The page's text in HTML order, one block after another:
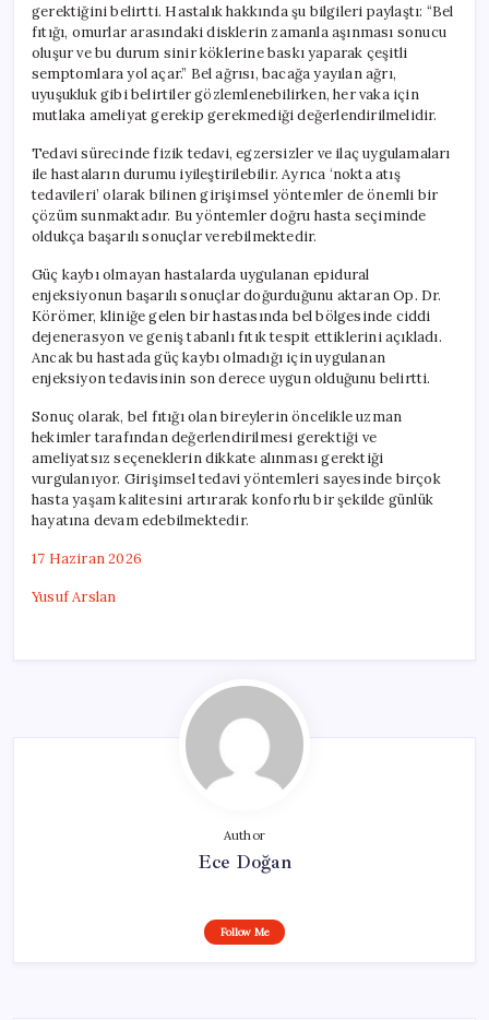
gerektiğini belirtti. Hastalık hakkında şu bilgileri paylaştı: “Bel
fıtığı, omurlar arasındaki disklerin zamanla aşınması sonucu
oluşur ve bu durum sinir köklerine baskı yaparak çeşitli
semptomlara yol açar.” Bel ağrısı, bacağa yayılan ağrı,
uyuşukluk gibi belirtiler gözlemlenebilirken, her vaka için
mutlaka ameliyat gerekip gerekmediği değerlendirilmelidir.
Tedavi sürecinde fizik tedavi, egzersizler ve ilaç uygulamaları
ile hastaların durumu iyileştirilebilir. Ayrıca ‘nokta atış
tedavileri’ olarak bilinen girişimsel yöntemler de önemli bir
çözüm sunmaktadır. Bu yöntemler doğru hasta seçiminde
oldukça başarılı sonuçlar verebilmektedir.
Güç kaybı olmayan hastalarda uygulanan epidural
enjeksiyonun başarılı sonuçlar doğurduğunu aktaran Op. Dr.
Körömer, kliniğe gelen bir hastasında bel bölgesinde ciddi
dejenerasyon ve geniş tabanlı fıtık tespit ettiklerini açıkladı.
Ancak bu hastada güç kaybı olmadığı için uygulanan
enjeksiyon tedavisinin son derece uygun olduğunu belirtti.
Sonuç olarak, bel fıtığı olan bireylerin öncelikle uzman
hekimler tarafından değerlendirilmesi gerektiği ve
ameliyatsız seçeneklerin dikkate alınması gerektiği
vurgulanıyor. Girişimsel tedavi yöntemleri sayesinde birçok
hasta yaşam kalitesini artırarak konforlu bir şekilde günlük
hayatına devam edebilmektedir.
17 Haziran 2026
Yusuf Arslan
Author
Ece Doğan
Follow Me